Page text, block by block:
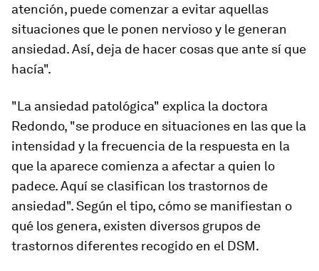
atención, puede comenzar a evitar aquellas
situaciones que le ponen nervioso y le generan
ansiedad. Así, deja de hacer cosas que ante sí que
hacía".
"La ansiedad patológica" explica la doctora
Redondo, "se produce en situaciones en las que la
intensidad y la frecuencia de la respuesta en la
que la aparece comienza a afectar a quien lo
padece. Aquí se clasifican los trastornos de
ansiedad". Según el tipo, cómo se manifiestan o
qué los genera, existen diversos grupos de
trastornos diferentes recogido en el DSM.